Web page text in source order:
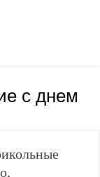
с днем